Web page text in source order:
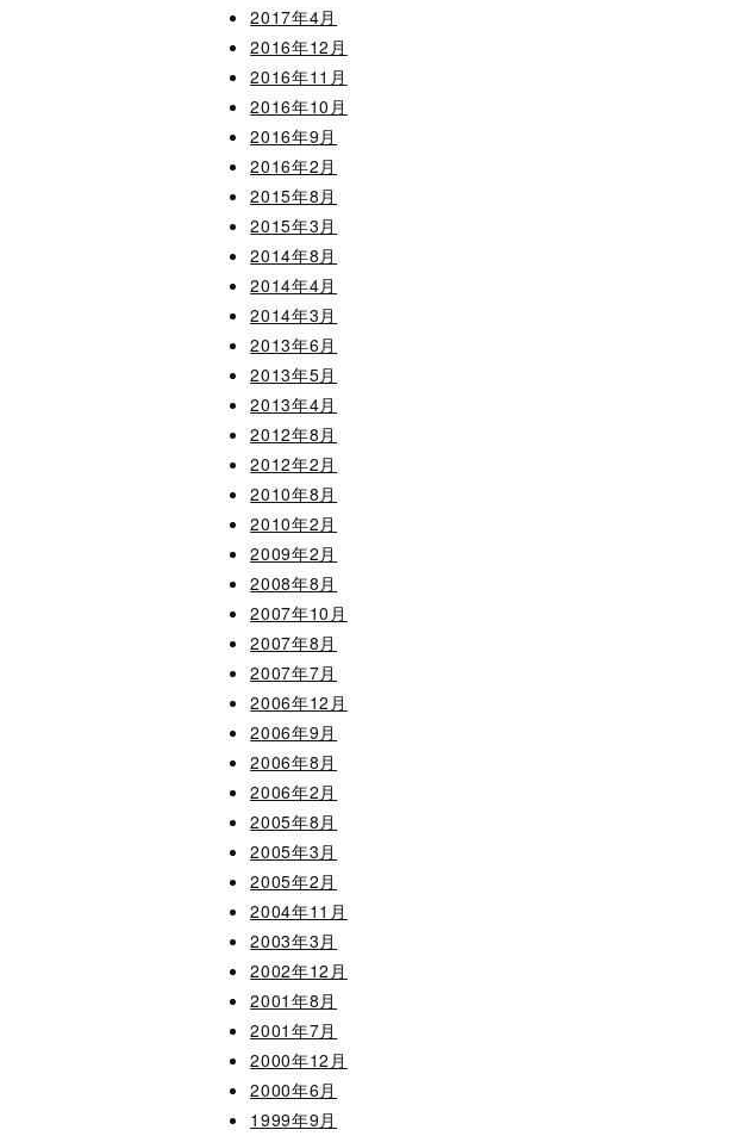
2017年4月
2016年12月
2016年11月
2016年10月
2016年9月
2016年2月
2015年8月
2015年3月
2014年8月
2014年4月
2014年3月
2013年6月
2013年5月
2013年4月
2012年8月
2012年2月
2010年8月
2010年2月
2009年2月
2008年8月
2007年10月
2007年8月
2007年7月
2006年12月
2006年9月
2006年8月
2006年2月
2005年8月
2005年3月
2005年2月
2004年11月
2003年3月
2002年12月
2001年8月
2001年7月
2000年12月
2000年6月
1999年9月